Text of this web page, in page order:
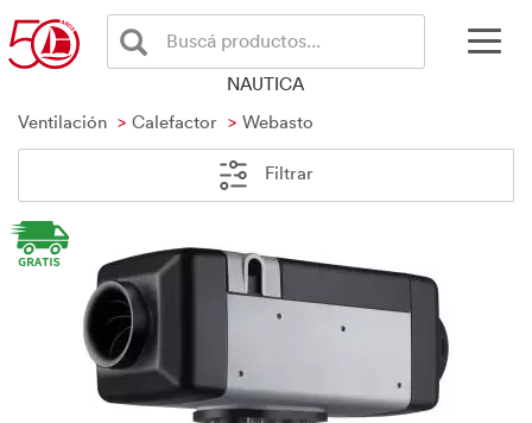
Buscá productos...
NAUTICA
Ventilación
Calefactor Webasto
Filtrar